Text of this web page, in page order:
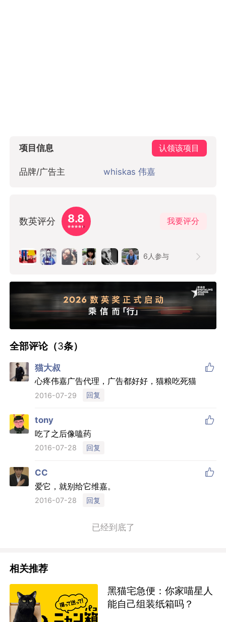
项目信息 认领该项目
品牌/广告主 whiskas 伟嘉
数英评分 8.8 我要评分
6 人参与
全部评论（3条）
猫大叔 
心疼伟嘉广告代理，广告都好好，猫粮吃死猫
2016-07-29 回复
tony 
吃了之后像嗑药
2016-07-28 回复
CC 
爱它，就别给它维嘉。
2016-07-28 回复
已经到底了
相关推荐
黑猫宅急便：你家喵星人
能自己组装纸箱吗？